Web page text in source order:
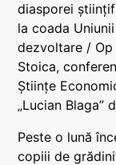
diasporei
la coada
dezvoltare / Op
Stoica,
Științe
„Lucian Blaga”
Peste o lună
copiii de